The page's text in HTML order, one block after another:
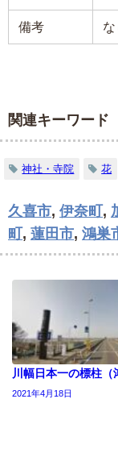
備考 な
関連キーワード
神社・寺院 花
久喜市, 伊奈町 ,
町 , 蓮田市, 鴻巣
川幅日本一の標柱（
2021年4月18日